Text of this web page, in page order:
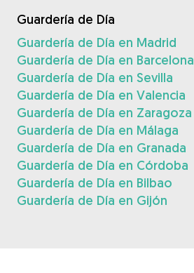
Guardería de Día
Guardería de Día en Madrid
Guardería de Día en Barcelona
Guardería de Día en Sevilla
Guardería de Día en Valencia
Guardería de Día en Zaragoza
Guardería de Día en Málaga
Guardería de Día en Granada
Guardería de Día en Córdoba
Guardería de Día en Bilbao
Guardería de Día en Gijón